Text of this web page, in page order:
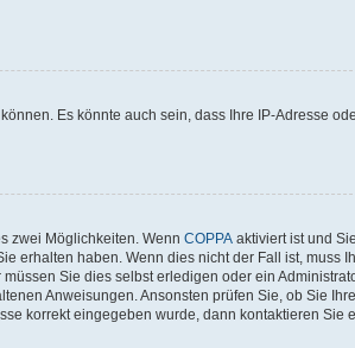
Es könnte auch sein, dass Ihre IP-Adresse
zwei Möglichkeiten. Wenn COPPA aktiviert ist und
erhalten haben. Wenn dies nicht der Fall ist, muss
Sie dies selbst erledigen oder ein
Anweisungen. Ansonsten prüfen Sie, ob Sie
korrekt eingegeben wurde, dann kontaktieren Sie